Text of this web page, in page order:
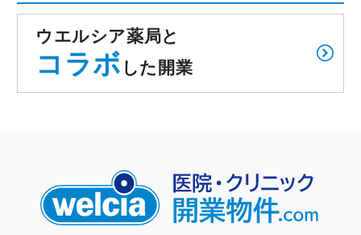
ウエルシア薬局と
コラボ した開業